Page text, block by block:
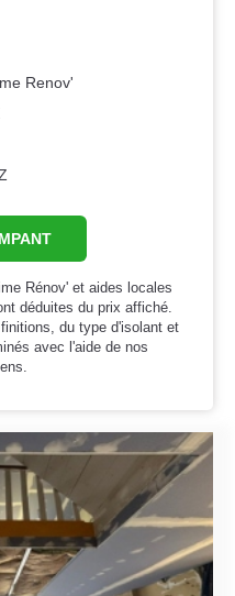
Renov'
Rénov' et aides locales
déduites du prix affiché.
du type d'isolant et
avec l'aide de nos